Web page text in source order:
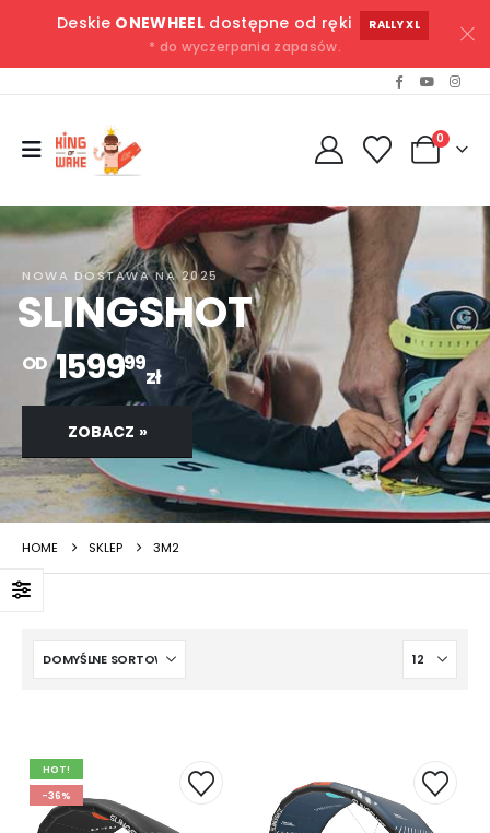
Deskie ONEWHEELdostępne od ręki RALLY XL
* do wyczerpania zapasów.
0
NOWA DOSTAWA NA 2025
SLINGSHOT
OD 159999
zł
ZOBACZ »
HOME SKLEP 3M2
HOT!
-36%